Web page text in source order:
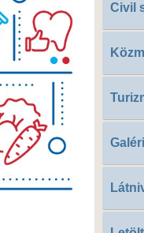
Civil